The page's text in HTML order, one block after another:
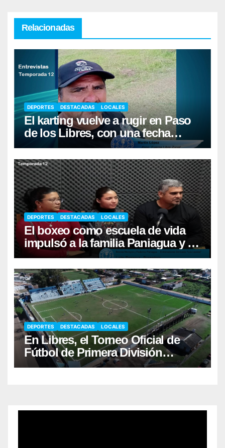
Relacionadas
DEPORTES DESTACADAS LOCALES
El karting vuelve a rugir en Paso
de los Libres, con una fecha
récord de pilotos
DEPORTES DESTACADAS LOCALES
El boxeo como escuela de vida
impulsó a la familia Paniagua y al
sueño de Luján
DEPORTES DESTACADAS LOCALES
En Libres, el Torneo Oficial de
Fútbol de Primera División
comenzará el sábado 22/8